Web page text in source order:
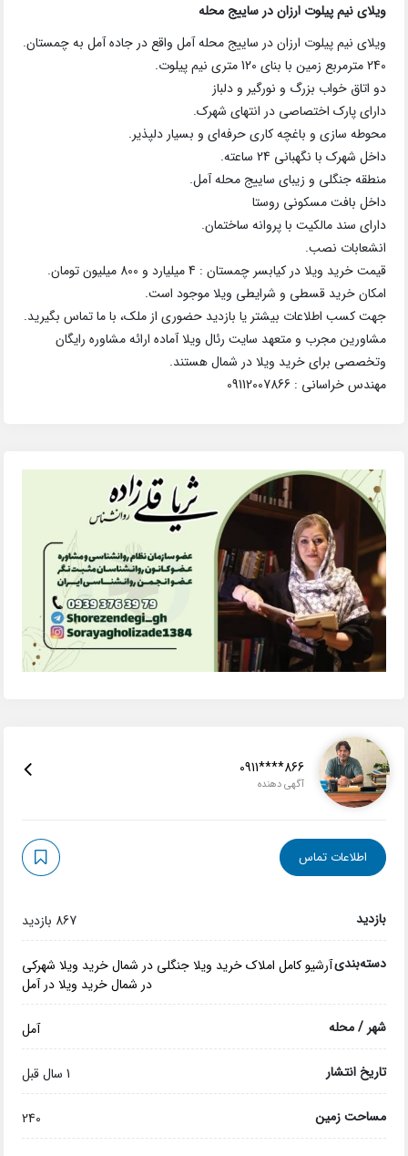
ویلای نیم پیلوت ارزان در ساییج محله
ویلای نیم پیلوت ارزان در ساییج محله آمل واقع در جاده آمل به چمستان.
240 مترمربع زمین با بنای 120 متری نیم پیلوت.
دو اتاق خواب بزرگ و نورگیر و دلباز
دارای پارک اختصاصی در انتهای شهرک.
محوطه سازی و باغچه کاری حرفه‌ای و بسیار دلپذیر.
داخل شهرک با نگهبانی 24 ساعته.
منطقه جنگلی و زیبای ساییج محله آمل.
داخل بافت مسکونی روستا
دارای سند مالکیت با پروانه ساختمان.
انشعابات نصب.
قیمت خرید ویلا در کیابسر چمستان : 4 میلیارد و 800 میلیون تومان.
امکان خرید قسطی و شرایطی ویلا موجود است.
جهت کسب اطلاعات بیشتر یا بازدید حضوری از ملک، با ما تماس بگیرید.
مشاورین مجرب و متعهد سایت رئال ویلا آماده ارائه مشاوره رایگان
وتخصصی برای خرید ویلا در شمال هستند.
مهندس خراسانی : 09112007866
0911****866
آگهی دهنده
اطلاعات تماس
بازدید 867 بازدید
دسته‌بندیآرشیو کامل املاک خرید ویلا جنگلی در شمال خرید ویلا شهرکی
در شمال خرید ویلا در آمل
شهر / محله آمل
تاریخ انتشار 1 سال قبل
مساحت زمین 240